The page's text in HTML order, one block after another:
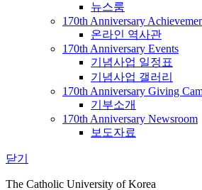
뉴스룸
170th Anniversary
온라인 역사관
170th Anniversary Events
기념사업 일정표
기념사업 갤러리
170th Anniversary Giving
기부소개
170th Anniversary Newsroom
보도자료
닫기
The Catholic University of Korea